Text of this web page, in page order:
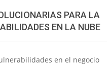
PARA LA
EN LA NUBE
en el negocio